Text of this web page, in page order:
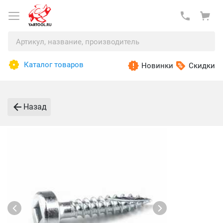
Каталог товаров Новинки Скидки
Назад